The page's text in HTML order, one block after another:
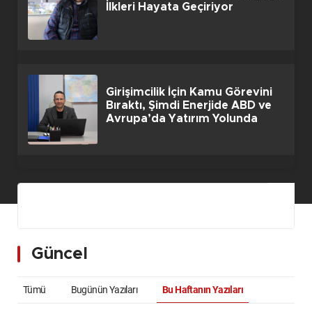
İlkleri Hayata Geçiriyor
Girişimcilik İçin Kamu Görevini
Bıraktı, Şimdi Enerjide ABD ve
Avrupa’da Yatırım Yolunda
Güncel
Tümü Bugünün Yazıları Bu Haftanın Yazıları